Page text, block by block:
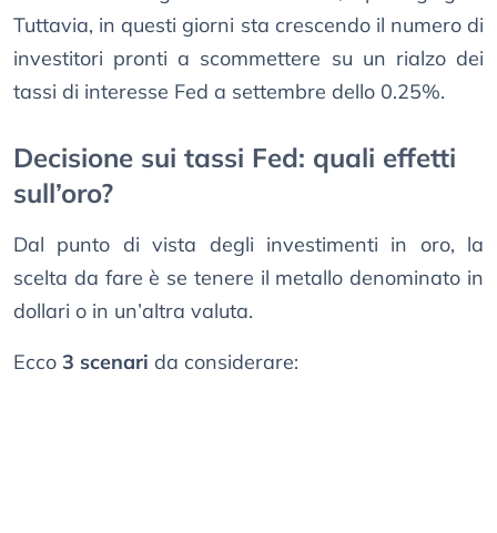
Tuttavia, in questi giorni sta crescendo il numero di
investitori pronti a scommettere su un rialzo dei
tassi di interesse Fed a settembre dello 0.25%.
Decisione sui tassi Fed: quali effetti
sull’oro?
Dal punto di vista degli investimenti in oro, la
scelta da fare è se tenere il metallo denominato in
dollari o in un’altra valuta.
Ecco 3 scenari da considerare: